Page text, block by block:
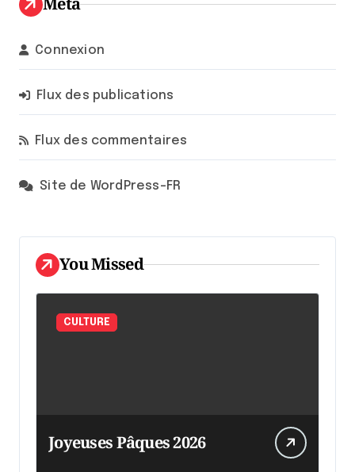
Connexion
Flux des publications
Flux des commentaires
Site de WordPress-FR
You Missed
CULTURE
Joyeuses Pâques 2026